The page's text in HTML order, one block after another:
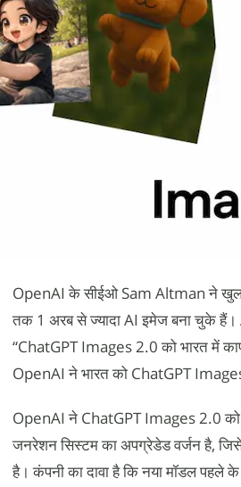
OpenAI के सीईओ Sam Altman ने
तक 1 अरब से ज्यादा AI इमेज बना चुके हैं।
“ChatGPT Images 2.0 को भारत में
OpenAI ने भारत को ChatGPT Images
OpenAI ने ChatGPT Images 2.0 को
जनरेशन सिस्टम का अपग्रेडेड वर्जन है,
है। कंपनी का दावा है कि नया मॉडल पहले